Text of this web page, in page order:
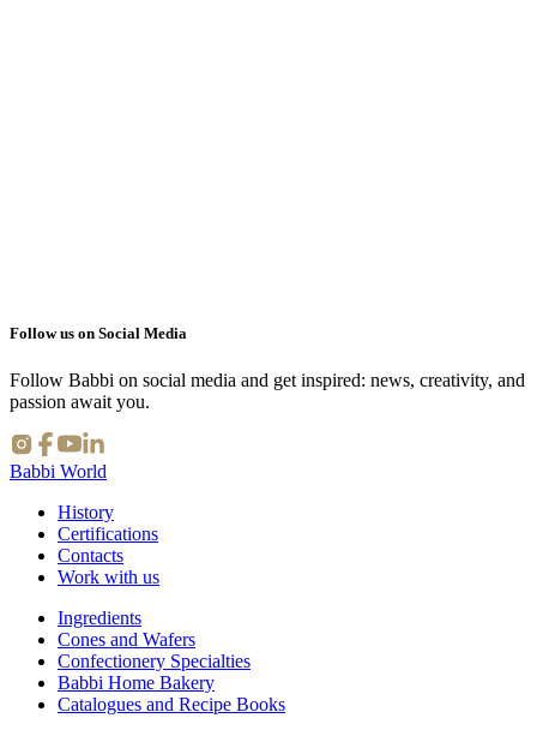
Follow us on Social Media
Follow Babbi on social media and get inspired: news, creativity, and
passion await you.
Babbi World
History
Certifications
Contacts
Work with us
Ingredients
Cones and Wafers
Confectionery Specialties
Babbi Home Bakery
Catalogues and Recipe Books